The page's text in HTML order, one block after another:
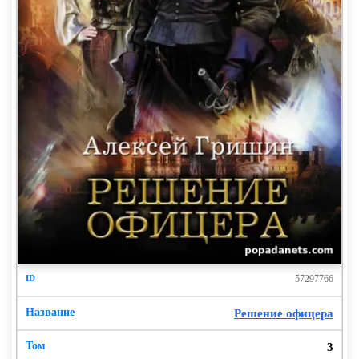
ничего так, весьма.
А ведь и миска, и кувшин – серебряные! Я, конечно,
не эксперт, но похоже, очень похоже.
Ничего себе микс. Гибрид выгребной ямы, музея
средневековья и… пожалуй, скотобойни? Иначе зачем
этот желоб и крючья?
Может, я спятил? Возможно, причем в буйном
варианте. В самом деле, что это за дикость – живого
человека на цепь сажать, где права пациента! С
другой стороны, сюда никто из правозащитников не
торопится. Сюда вообще никто не торопится – я
криками на, похоже, французском языке.
57297766
Решение офицера
3